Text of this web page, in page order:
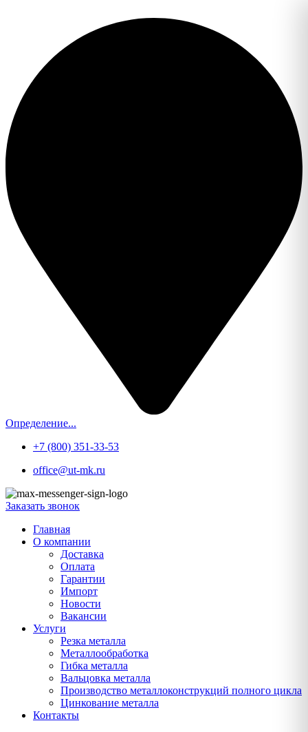
Определение...
+7 (800) 351-33-53
office@ut-mk.ru
Заказать звонок
Главная
О компании
Доставка
Оплата
Гарантии
Импорт
Новости
Вакансии
Услуги
Резка металла
Металлообработка
Гибка металла
Вальцовка металла
Производство металлоконструкций полного цикла
Цинкование металла
Контакты